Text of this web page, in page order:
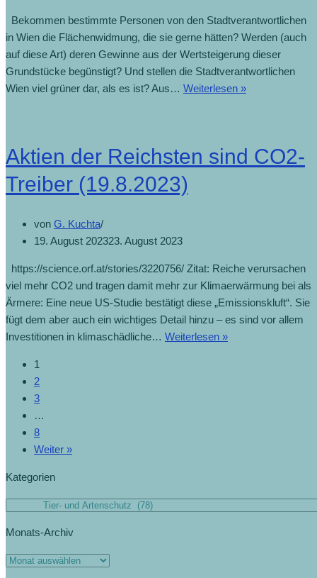
Bekommen bestimmte Personen von den Stadtverantwortlichen
in Wien die Flächenwidmung, die sie gerne hätten? Werden (auch
auf diese Art) deren Gewinne aus der Wertsteigerung dieser
Grundstücke begünstigt? Und stellen die Stadtverantwortlichen
Wien viel grüner dar, als es ist? Aus… Weiterlesen »RH
Aktien der Reichsten sind CO2-
Treiber (19.8.2023)
von G. Kuchta
19. August 202323. August 2023
https://science.orf.at/stories/3220756/ Zitat: Reiche verursachen
viel mehr CO2 und tragen damit mehr zur Klimaerwärmung bei als
Ärmere: Eine neue US-Studie bestätigt diese „Emissionskluft“. Sie
fügt dem aber auch ein wichtiges Detail hinzu – es sind vor allem
Investitionen in klimaschädliche… Weiterlesen »Aktien
1
2
3
…
8
Weiter »
Kategorien
Kategorien
Monats-Archiv
Monats-